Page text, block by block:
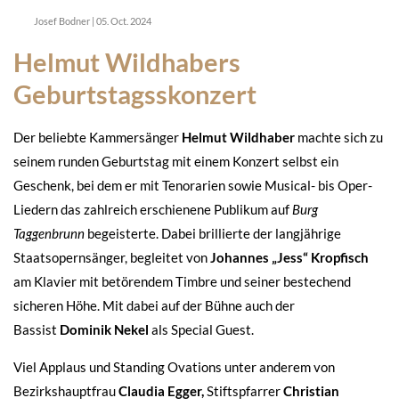
Josef Bodner | 05. Oct. 2024
Helmut Wildhabers
Geburtstagsskonzert
Der beliebte Kammersänger Helmut Wildhaber machte sich zu
seinem runden Geburtstag mit einem Konzert selbst ein
Geschenk, bei dem er mit Tenorarien sowie Musical- bis Oper-
Liedern das zahlreich erschienene Publikum auf Burg
Taggenbrunn begeisterte. Dabei brillierte der langjährige
Staatsopernsänger, begleitet vonJohannes „Jess“ Kropfisch
am Klavier mit betörendem Timbre und seiner bestechend
sicheren Höhe. Mit dabei auf der Bühne auch der
Bassist Dominik Nekel als Special Guest.
Viel Applaus und Standing Ovations unter anderem von
BezirkshauptfrauClaudia Egger,StiftspfarrerChristian